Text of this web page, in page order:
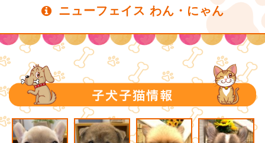
ニューフェイス わん・にゃん